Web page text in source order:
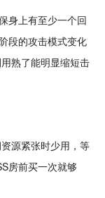
身上有至少一个回
段的攻击模式变化
熟了能明显缩短击
源紧张时少用，等
房前买一次就够